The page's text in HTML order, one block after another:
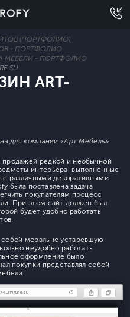
(ПОРТФОЛИО)
- ПОРТФОЛИО
МЕБЕЛИ - ПОРТФОЛИО
ART-
для компании «Арт Мебель»
продажей редкой и необычной
интерьера, выполненные
различными декоративными
была поставлена задача
покупателям процесс
При этом сайт должен был
будет удобно работать
морально устаревшую
неудобно работать
оформление было
покупки представлял собой
furniture.su